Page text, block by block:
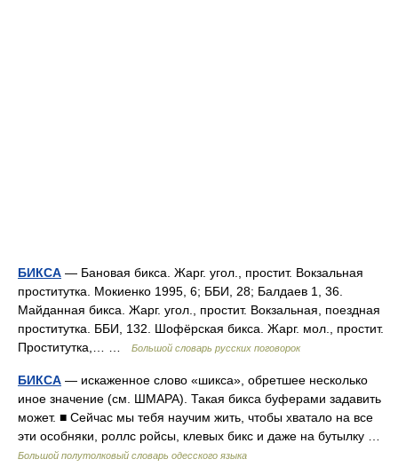
БИКСА — Бановая бикса. Жарг. угол., простит. Вокзальная
проститутка. Мокиенко 1995, 6; ББИ, 28; Балдаев 1, 36.
Майданная бикса. Жарг. угол., простит. Вокзальная, поездная
проститутка. ББИ, 132. Шофёрская бикса. Жарг. мол., простит.
Проститутка,… …
Большой словарь русских поговорок
БИКСА — искаженное слово «шикса», обретшее несколько
иное значение (см. ШМАРА). Такая бикса буферами задавить
может. ■ Сейчас мы тебя научим жить, чтобы хватало на все
эти особняки, роллс ройсы, клевых бикс и даже на бутылку …
Большой полутолковый словарь одесского языка